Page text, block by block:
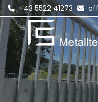
 +43 5522 41273 